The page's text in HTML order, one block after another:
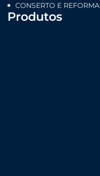
CONSERTO E REFORMA
Produtos